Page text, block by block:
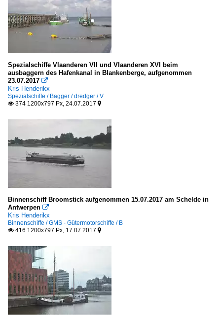
Spezialschiffe Vlaanderen VII und Vlaanderen XVI beim
ausbaggern des Hafenkanal in Blankenberge, aufgenommen
23.07.2017 
Kris Henderikx
Spezialschiffe / Bagger / dredger / V
 374 1200x797 Px, 24.07.2017 
Binnenschiff Broomstick aufgenommen 15.07.2017 am Schelde in
Antwerpen 
Kris Henderikx
Binnenschiffe / GMS - Gütermotorschiffe / B
 416 1200x797 Px, 17.07.2017 